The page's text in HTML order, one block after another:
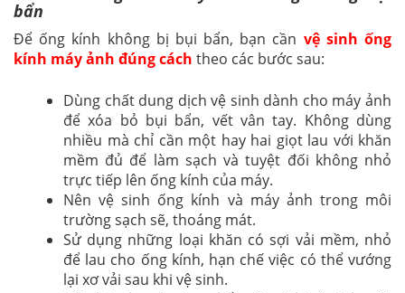
bẩn
Để ống kính không bị bụi bẩn, bạn cần vệ sinh ống
kính máy ảnh đúng cách theo các bước sau:
Dùng chất dung dịch vệ sinh dành cho máy ảnh
để xóa bỏ bụi bẩn, vết vân tay. Không dùng
nhiều mà chỉ cần một hay hai giọt lau với khăn
mềm đủ để làm sạch và tuyệt đối không nhỏ
trực tiếp lên ống kính của máy.
Nên vệ sinh ống kính và máy ảnh trong môi
trường sạch sẽ, thoáng mát.
Sử dụng những loại khăn có sợi vải mềm, nhỏ
để lau cho ống kính, hạn chế việc có thể vướng
lại xơ vải sau khi vệ sinh.